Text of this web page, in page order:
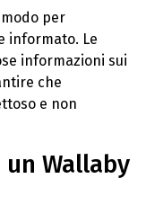
per
informato. Le
informazioni sui
che
e non
Wallaby